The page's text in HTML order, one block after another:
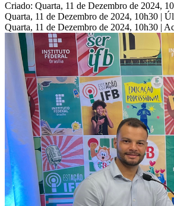
Criado: Quarta, 11 de Dezembro de 2024,
Quarta, 11 de Dezembro de 2024, 10h30 |
Quarta, 11 de Dezembro de 2024, 10h30 |